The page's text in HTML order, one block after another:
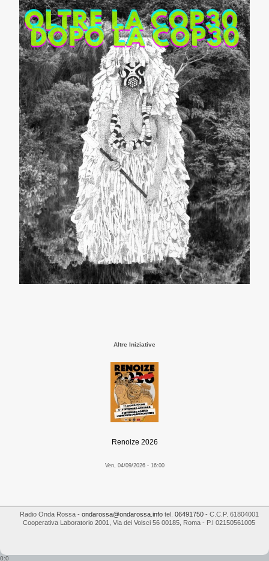
Altre Iniziative
Renoize 2026
Ven, 04/09/2026 - 16:00
Radio Onda Rossa- ondarossa@ondarossa.infotel. 06491750- C.C.P. 61804001
Cooperativa Laboratorio 2001
Via dei Volsci 56 00185 Roma - P.I 02150561005
0:0